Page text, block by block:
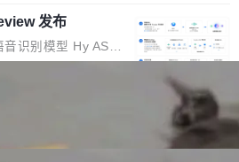
"代码仓理解"瓶
以下简称" CodeBas
码道（CodeA...
，他使用此前登录
了一条被程序员圈
高管理员权限、无
人上瘾，但 GPU 显
的 Workers AI 团队
们在官方博客上发
升 41%，每 token
发布
音识别模型 Hy ASR
语言模型 Hy3 的
是真正听懂。通过
本。 Changes/fixe